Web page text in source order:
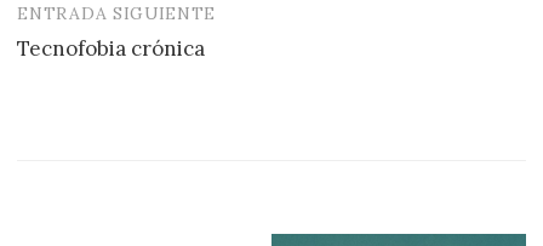
ENTRADA SIGUIENTE
Tecnofobia crónica